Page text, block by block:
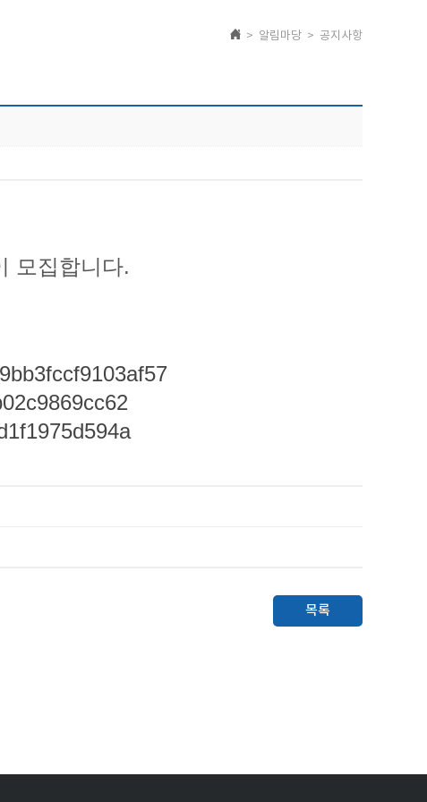
> 알림마당 > 공지사항
모집합니다.
목록